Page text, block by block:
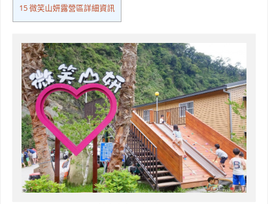
15微笑山妍露營區詳細資訊